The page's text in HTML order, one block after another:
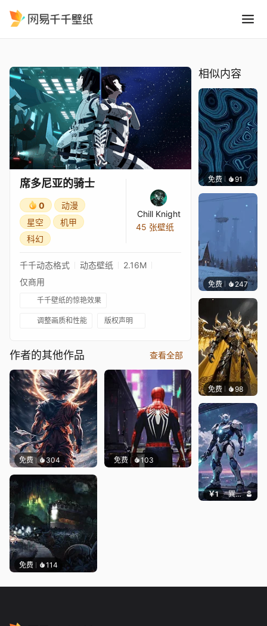
席多尼亚的骑士
0
动漫
星空
机甲
科幻
Chill Knight
45 张壁纸
千千动态格式 动态壁纸
2.16M
仅商用
千千壁纸的惊艳效果
调整画质和性能 版权声明
作者的其他作品 查看全部
免费 304 免费 103
免费 114
相似内容
免费 91
免费 247
免费 98 渔小小
￥1 巽九Nine